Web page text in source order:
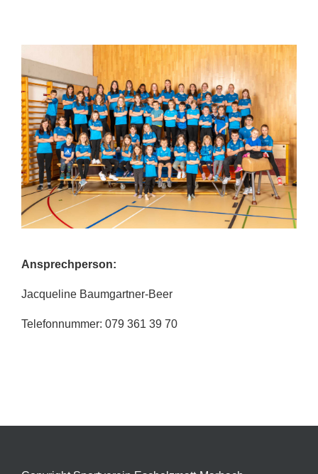
Ansprechperson:
Jacqueline Baumgartner-Beer
Telefonnummer: 079 361 39 70